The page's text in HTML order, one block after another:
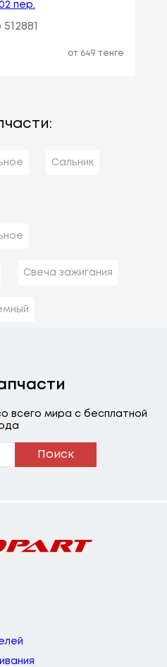
пер.
от 649 тенге
Сальник
Свеча зажигания
всего мира с бесплатной
Поиск